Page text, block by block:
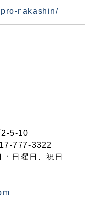
nakashin/
5-10
777-3322
日曜日、祝日